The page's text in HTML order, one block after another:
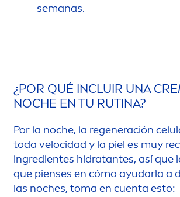
semanas.
¿POR QUÉ INCLUIR UNA
NOCHE EN TU RUTINA?
Por la noche, la regeneración
toda velocidad y la piel es muy
ingredientes hidratantes, así que
que pienses en cómo ayudarla a
las noches, toma en cuenta esto: